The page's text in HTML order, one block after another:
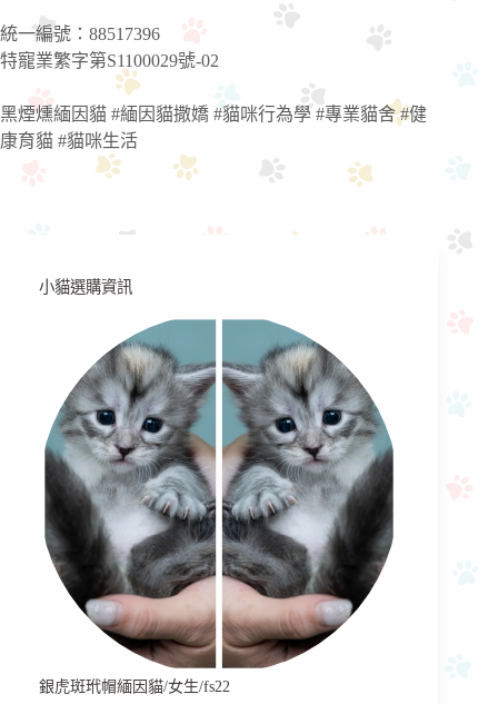
統一編號：88517396
特寵業繁字第S1100029號-02
黑煙燻緬因貓 #緬因貓撒嬌 #貓咪行為學 #專業貓舍 #健
康育貓 #貓咪生活
小貓選購資訊
銀虎斑玳帽緬因貓/女生/fs22